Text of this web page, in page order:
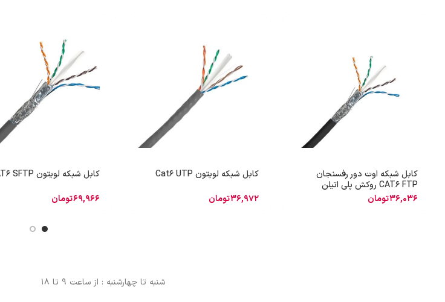
کابل شبکه اوت دور رفسنجان
CAT6 FTP روکش پلی اتیلن
36,036تومان
کابل شبکه لویتون Cat6 UTP
36,972تومان
کابل شبکه لویتون CAT6 SFTP
69,966تومان
شنبه تا چهارشنبه : از ساعت 9 تا 18